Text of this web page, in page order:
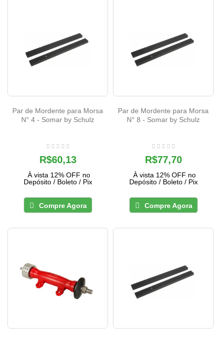
Par de Mordente para Morsa
N° 4 - Somar by Schulz
R$60,13
À vista 12% OFF no
Depósito / Boleto / Pix
Compre Agora
Par de Mordente para Morsa
N° 8 - Somar by Schulz
R$77,70
À vista 12% OFF no
Depósito / Boleto / Pix
Compre Agora